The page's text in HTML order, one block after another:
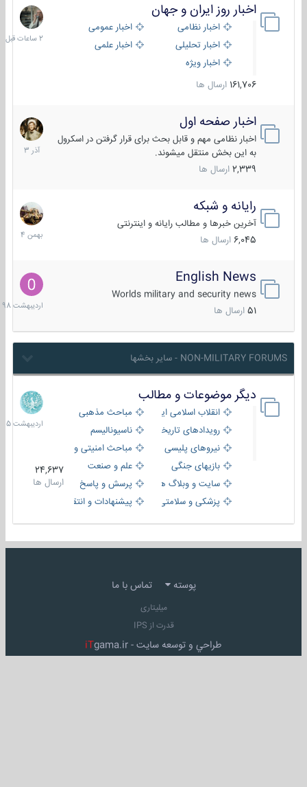
اخبار روز ایران و جهان
اخبار نظامی
اخبار عمومی
اخبار تحلیلی
اخبار علمی
اخبار ویژه
161,706 ارسال ها
2
ساعات
قبل
اخبار صفحه اول
اخبار نظامی مهم و قابل بحث برای قرار گرفتن در اسکرول
به این بخش منتقل میشوند.
2,339 ارسال ها
7
آذر
1403
رایانه و شبکه
آخرین خبرها و مطالب رایانه و اینترنتی
6,045 ارسال ها
30
بهمن
1404
English News
Worlds military and security news
51 ارسال ها
10
1398
NON-MILITARY FORUMS - سایر بخشها
دیگر موضوعات و مطالب
انقلاب اسلامی ایران
مباحث مذهبی
رویدادهای تاریخی و مذهبیناسیونالیسم
نیروهای پلیسی
مباحث امنیتی و اطلاعاتی
بازیهای جنگی
علم و صنعت
سایت و وبلاگ ها
پرسش و پاسخ
پزشکی و سلامتی
پیشنهادات و انتقادات
24,637
ارسال ها
8
1405
پوسته تماس با ما
میلیتاری
قدرت از IPS
طراحي و توسعه سايت - iTgama.ir